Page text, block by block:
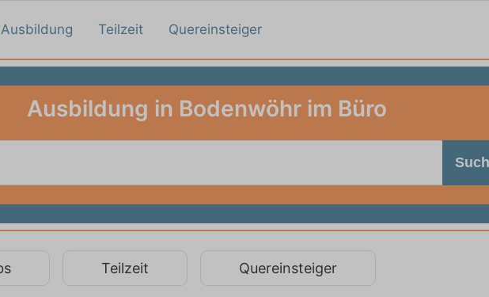
Ausbildung Teilzeit Quereinsteiger
Ausbildung in Bodenwöhr im Büro
Teilzeit Quereinsteiger